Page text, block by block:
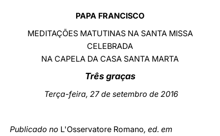
PAPA FRANCISCO
MEDITAÇÕES MATUTINAS NA SANTA MISSA
CELEBRADA
NA CAPELA DA CASA SANTA MARTA
Três graças
Terça-feira, 27 de setembro de 2016
Publicado no L'Osservatore Romano, ed. em